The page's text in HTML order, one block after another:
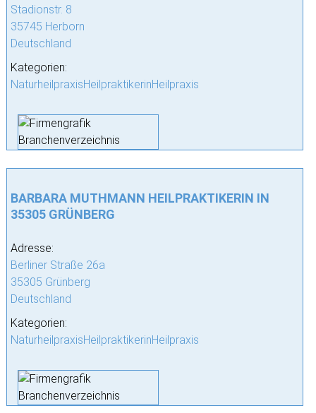
Stadionstr. 8
35745 Herborn
Deutschland
Kategorien:
NaturheilpraxisHeilpraktikerinHeilpraxis
BARBARA MUTHMANN HEILPRAKTIKERIN IN
35305 GRÜNBERG
Adresse:
Berliner Straße 26a
35305 Grünberg
Deutschland
Kategorien:
NaturheilpraxisHeilpraktikerinHeilpraxis